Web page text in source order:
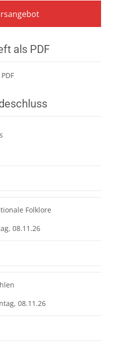
als PDF
Folklore
08.11.26
08.11.26